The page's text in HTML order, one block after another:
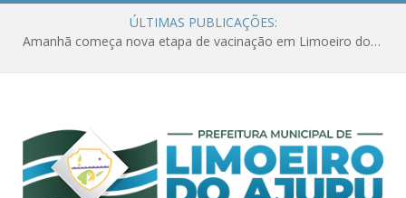
ÚLTIMAS PUBLICAÇÕES:
Amanhã começa nova etapa de vacinação em Limoeiro do Ajuru para idosos com 65 ou mais